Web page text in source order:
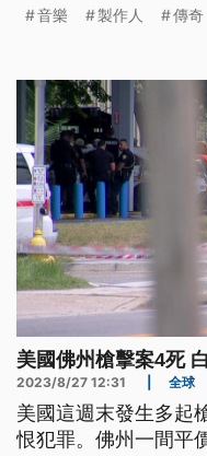
損失。
音樂 製作人 傳奇
美國佛州槍擊案4死
2023/8/27 12:31 全球
美國這週末發生多起
恨犯罪。佛州一間平